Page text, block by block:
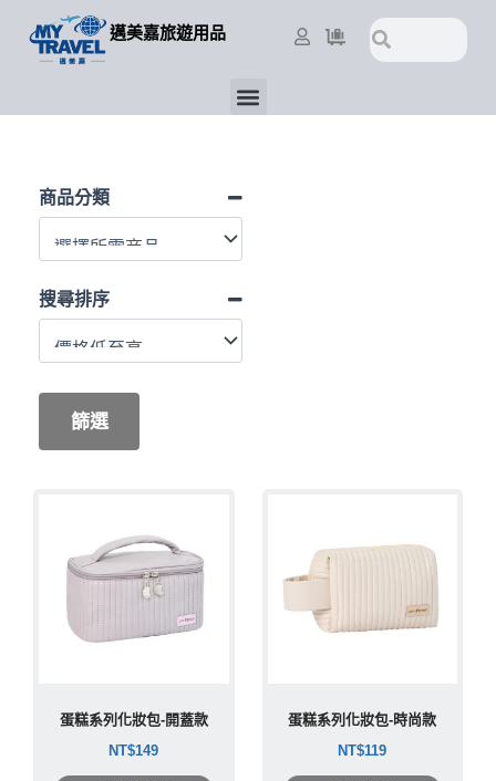
內
邁美嘉旅遊用品
搜
尋
尋
選
商品分類
搜尋排序
篩選
蛋糕系列化妝包-開蓋款
NT$149
蛋糕系列化妝包-時尚款
NT$119